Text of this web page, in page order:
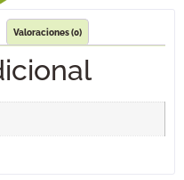
Valoraciones (0)